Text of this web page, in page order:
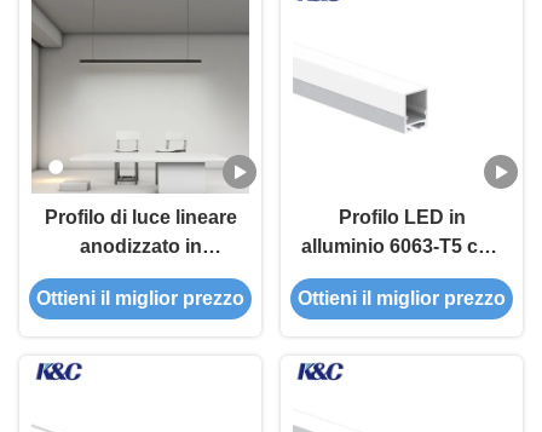
Profilo di luce lineare
anodizzato in
alluminio 6063 con
diffusore PMMA per
Ottieni il miglior prezzo
Profilo LED in
alluminio 6063-T5 con
superficie di
ossidazione sabbiata
per canale a strisce
Ottieni il miglior prezzo